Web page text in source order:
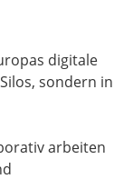
digitale
sondern in
arbeiten